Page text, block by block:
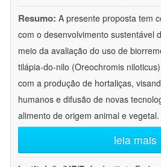
Resumo: A presente proposta tem
com o desenvolvimento sustentável
meio da avaliação do uso de
tilápia-do-nilo (Oreochromis
com a produção de hortaliças,
humanos e difusão de novas
alimento de origem animal e
leia mais